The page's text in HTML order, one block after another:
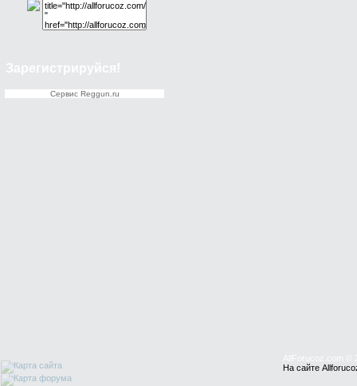
Зарегистрируйся!
Cервис Reggun.ru
AllForucoz.com ©
На сайте